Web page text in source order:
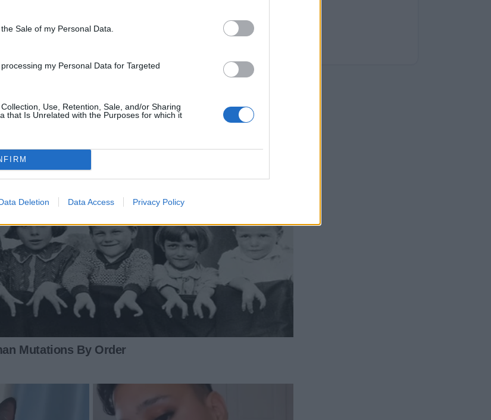
Sale of my Personal Data.
my Personal Data for Targeted
Use, Retention, Sale, and/or Sharing
that Is Unrelated with the Purposes for which it
Deletion Data Access Privacy Policy
την καρδιά του και όχι μόνο τη λογική του.